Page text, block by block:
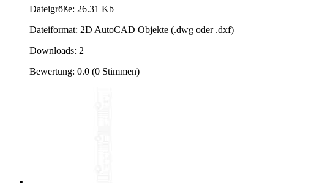
Dateigröße: 26.31 Kb
Dateiformat: 2D AutoCAD Objekte (.dwg oder .dxf)
Downloads: 2
Bewertung: 0.0 (0 Stimmen)